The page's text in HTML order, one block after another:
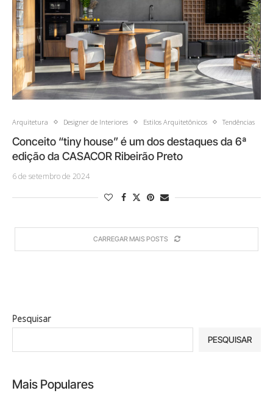
Arquitetura Designer de Interiores Estilos Arquitetônicos Tendências
Conceito “tiny house” é um dos destaques da 6ª
edição da CASACOR Ribeirão Preto
6 de setembro de 2024
CARREGAR MAIS POSTS
Pesquisar
PESQUISAR
Mais Populares